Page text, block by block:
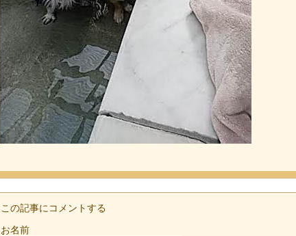
この記事にコメントする
お名前